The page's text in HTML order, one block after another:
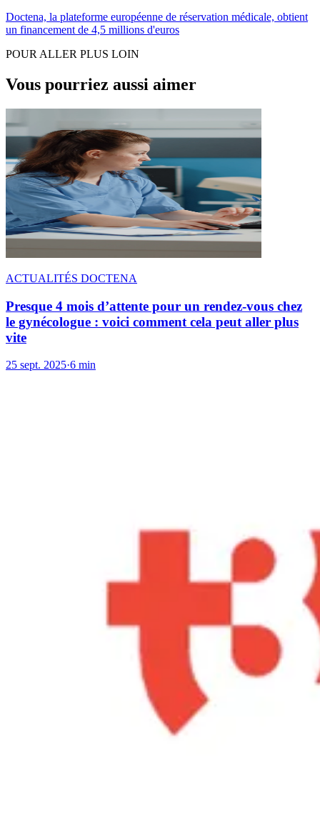
Doctena, la plateforme européenne de réservation médicale, obtient
un financement de 4,5 millions d'euros
POUR ALLER PLUS LOIN
Vous pourriez aussi aimer
ACTUALITÉS DOCTENA
Presque 4 mois d’attente pour un rendez-vous chez
le gynécologue : voici comment cela peut aller plus
vite
25 sept. 2025·6 min